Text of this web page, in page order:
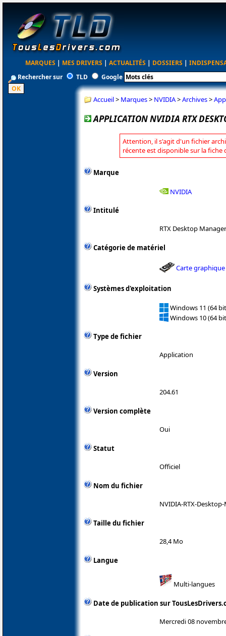
MARQUES | MES DRIVERS | ACTUALITÉS | DOSSIERS |
Rechercher sur
TLD Google
Accueil> Marques> NVIDIA>Archives>
APPLICATION NVIDIA RTX
Attention, il s'agit d'un fichier
récente est disponible sur la fiche
Marque
NVIDIA
Intitulé
RTX Desktop Manager
Catégorie de matériel
Carte graphique
Systèmes d'exploitation
Windows 11 (64
Windows 10 (64
Type de fichier
Application
Version
204.61
Version complète
Oui
Statut
Officiel
Nom du fichier
NVIDIA-RTX-
Taille du fichier
28,4 Mo
Langue
Multi-langues
Date de publication sur
Mercredi 08